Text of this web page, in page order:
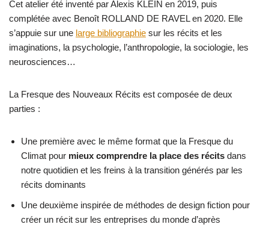
Cet atelier été inventé par Alexis KLEIN en 2019, puis
complétée avec Benoît ROLLAND DE RAVEL en 2020. Elle
s’appuie sur une large bibliographie sur les récits et les
imaginations, la psychologie, l’anthropologie, la sociologie, les
neurosciences…
La Fresque des Nouveaux Récits est composée de deux
parties :
Une première avec le même format que la Fresque du
Climat pour mieux comprendre la place des récits dans
notre quotidien et les freins à la transition générés par les
récits dominants
Une deuxième inspirée de méthodes de design fiction pour
créer un récit sur les entreprises du monde d’après